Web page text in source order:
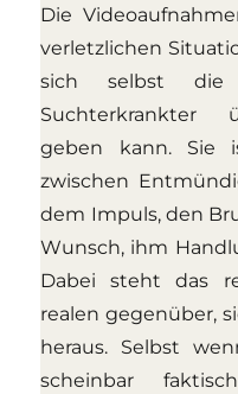
Die
verletzlichen
sich selbst die
Suchterkrankter
geben kann. Sie
zwischen
dem Impuls, den
Wunsch, ihm
Dabei steht das
realen gegenüber,
heraus. Selbst
scheinbar